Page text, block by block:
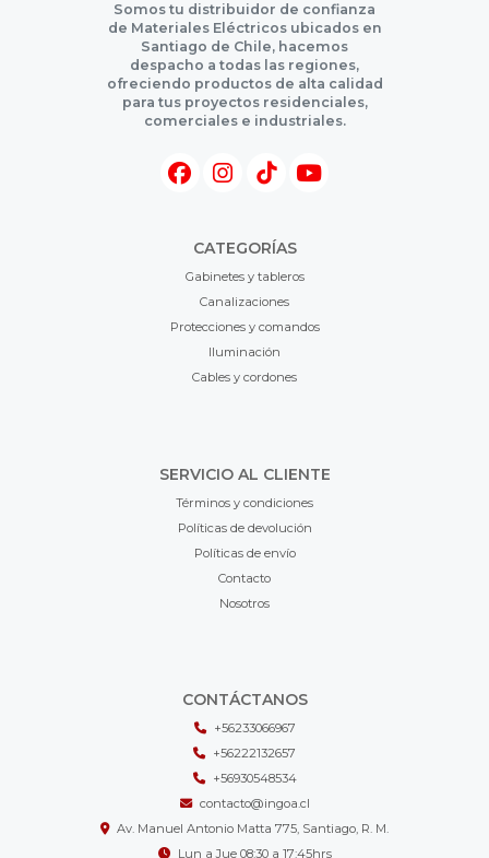
Somos tu distribuidor de confianza
de Materiales Eléctricos ubicados en
Santiago de Chile, hacemos
despacho a todas las regiones,
ofreciendo productos de alta calidad
para tus proyectos residenciales,
comerciales e industriales.
CATEGORÍAS
Gabinetes y tableros
Canalizaciones
Protecciones y comandos
Iluminación
Cables y cordones
SERVICIO AL CLIENTE
Términos y condiciones
Políticas de devolución
Políticas de envío
Contacto
Nosotros
CONTÁCTANOS
+56233066967
+56222132657
+56930548534
contacto@ingoa.cl
Av. Manuel Antonio Matta 775, Santiago, R. M.
Lun a Jue 08:30 a 17:45hrs